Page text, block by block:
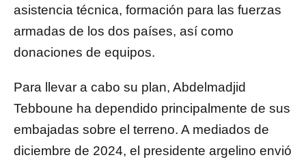
asistencia técnica, formación para las fuerzas
armadas de los dos países, así como
donaciones de equipos.
Para llevar a cabo su plan, Abdelmadjid
Tebboune ha dependido principalmente de sus
embajadas sobre el terreno. A mediados de
diciembre de 2024, el presidente argelino envió